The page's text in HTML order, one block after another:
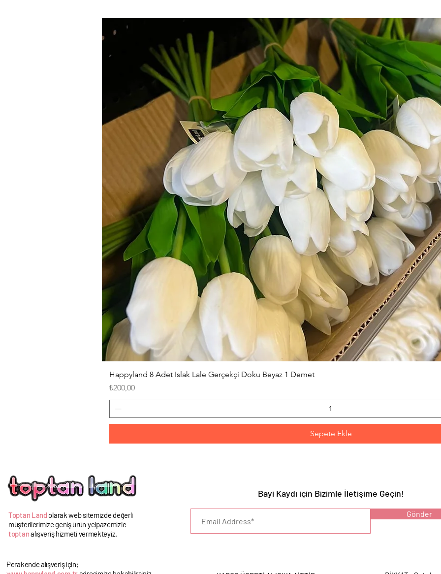
Happyland 8 Adet Islak Lale Gerçekçi Doku Beyaz 1 Demet
Fiyat
₺200,00
Sepete Ekle
Toptan Land olarak web sitemizde değerli
müşterilerimize geniş ürün yelpazemizle
toptanalışveriş hizmeti vermekteyiz.
Perakende alışveriş için;
UYARI :
Bayi Kaydı için Bizimle İletişime Geçin!
Gönder